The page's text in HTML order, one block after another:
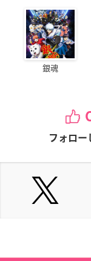
銀魂
フォロー